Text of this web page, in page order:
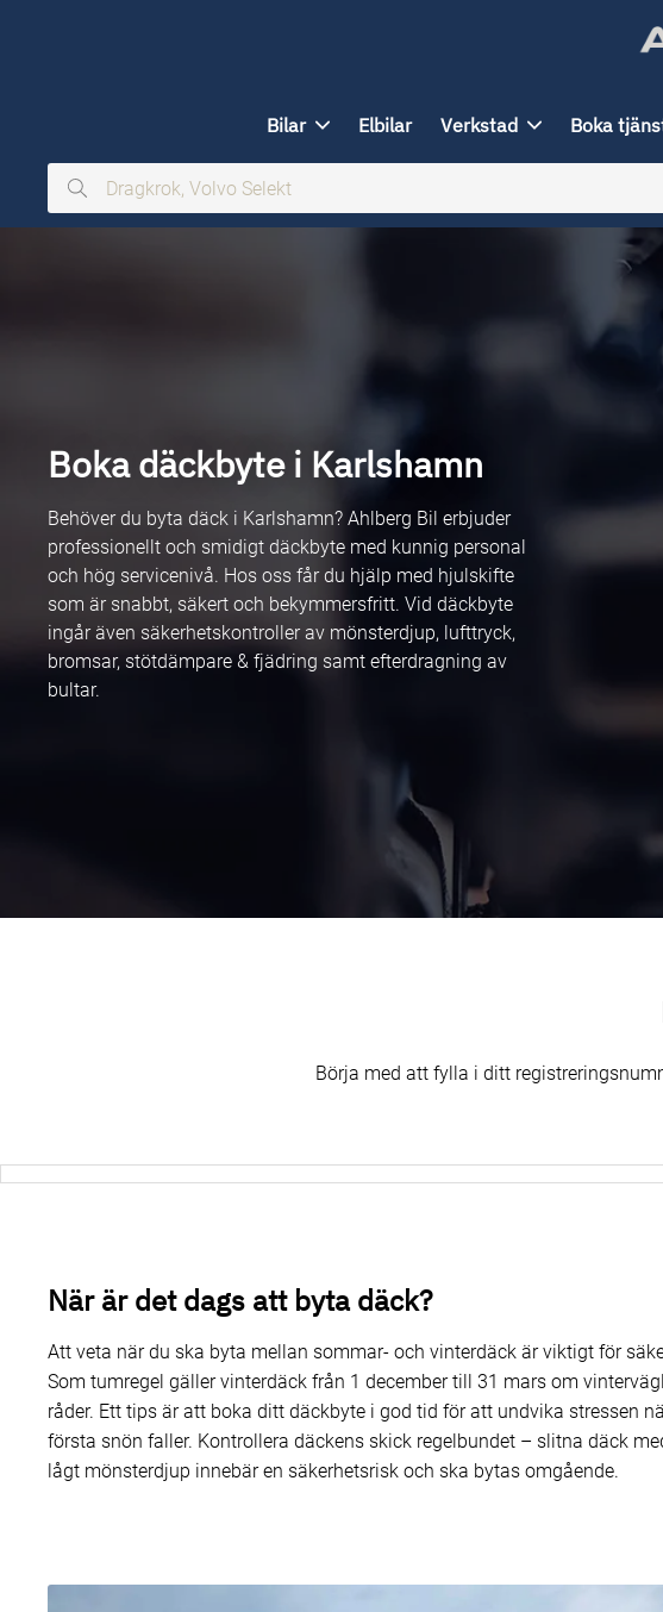
Bilar Elbilar Verkstad Boka
Dragkrok,
Volvo
Boka däckbyte i Karlshamn
Behöver du byta däck i Karlshamn? Ahlberg Bil erbjuder
professionellt och smidigt däckbyte med kunnig personal
och hög servicenivå. Hos oss får du hjälp med hjulskifte
som är snabbt, säkert och bekymmersfritt. Vid däckbyte
ingår även säkerhetskontroller av mönsterdjup, lufttryck,
bromsar, stötdämpare & fjädring samt efterdragning av
bultar.
Börja med att fylla i ditt
När är det dags att byta däck?
Att veta när du ska byta mellan sommar- och vinterdäck är viktigt för
Som tumregel gäller vinterdäck från 1 december till 31 mars om
råder. Ett tips är att boka ditt däckbyte i god tid för att undvika stressen
första snön faller. Kontrollera däckens skick regelbundet – slitna däck
lågt mönsterdjup innebär en säkerhetsrisk och ska bytas omgående.